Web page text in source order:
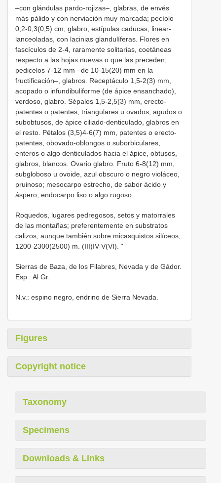
–con glándulas pardo-rojizas–, glabras, de envés
más pálido y con nerviación muy marcada; pecíolo
0,2-0,3(0,5) cm, glabro; estípulas caducas, linear-
lanceoladas, con lacinias glandulíferas. Flores en
fascículos de 2-4, raramente solitarias, coetáneas
respecto a las hojas nuevas o que las preceden;
pedicelos 7-12 mm –de 10-15(20) mm en la
fructificación–, glabros. Receptáculo 1,5-2(3) mm,
acopado o infundibuliforme (de ápice ensanchado),
verdoso, glabro. Sépalos 1,5-2,5(3) mm, erecto-
patentes o patentes, triangulares u ovados, agudos o
subobtusos, de ápice ciliado-denticulado, glabros en
el resto. Pétalos (3,5)4-6(7) mm, patentes o erecto-
patentes, obovado-oblongos o suborbiculares,
enteros o algo denticulados hacia el ápice, obtusos,
glabros, blancos. Ovario glabro. Fruto 6-8(12) mm,
subgloboso u ovoide, azul obscuro o negro violáceo,
pruinoso; mesocarpo estrecho, de sabor ácido y
áspero; endocarpo liso o algo rugoso.
Roquedos, lugares pedregosos, setos y matorrales
de las montañas; preferentemente en substratos
calizos, aunque también sobre micasquistos silíceos;
1200-2300(2500) m. (III)IV-V(VI). ¨
Sierras de Baza, de los Filabres, Nevada y de Gádor.
Esp.: Al Gr.
N.v.: espino negro, endrino de Sierra Nevada.
Figures
Copyright notice
Taxonomy
Specimens
Downloads & Links